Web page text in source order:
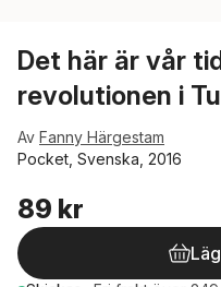
Det här är vår
revolutionen i
Av Fanny Härgestam
Pocket, Svenska, 2016
89 kr